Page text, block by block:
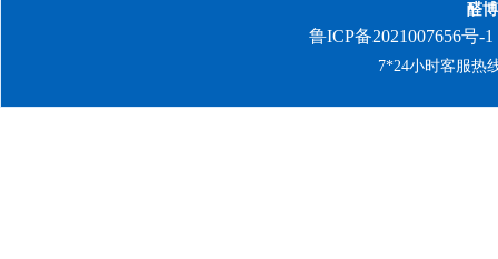
醛
鲁ICP备2021007656号-1
7*24小时客服热